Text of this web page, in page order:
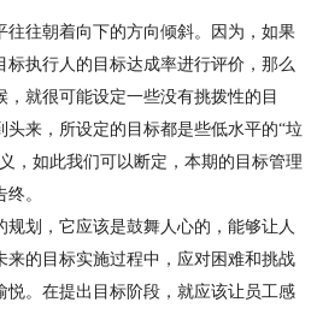
往往朝着向下的方向倾斜。因为，如果
标执行人的目标达成率进行评价，那么
，就很可能设定一些没有挑拨性的目
来，所设定的目标都是些低水平的“垃
，如此我们可以断定，本期 的 目标管理
。
规划，它应该是鼓舞人心的 ，能够让人
来的 目标实施过程中，应对困难和挑战
悦。在提出目标阶段，就应该让员工感